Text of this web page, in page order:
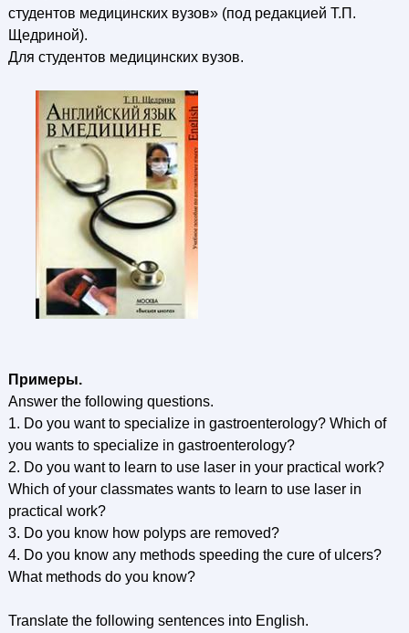
студентов медицинских вузов» (под редакцией Т.П.
Щедриной).
Для студентов медицинских вузов.
Примеры.
Answer the following questions.
1. Do you want to specialize in gastroenterology? Which of
you wants to specialize in gastroenterology?
2. Do you want to learn to use laser in your practical work?
Which of your classmates wants to learn to use laser in
practical work?
3. Do you know how polyps are removed?
4. Do you know any methods speeding the cure of ulcers?
What methods do you know?
Translate the following sentences into English.